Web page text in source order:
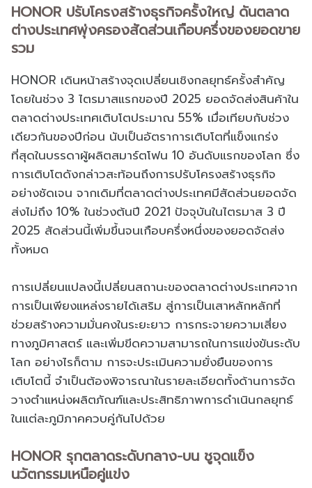
HONOR ปรับโครงสร้างธุรกิจครั้งใหญ่ ดันตลาด
ต่างประเทศพุ่งครองสัดส่วนเกือบครึ่งของยอดขาย
รวม
HONOR เดินหน้าสร้างจุดเปลี่ยนเชิงกลยุทธ์ครั้งสำคัญ
โดยในช่วง 3 ไตรมาสแรกของปี 2025 ยอดจัดส่งสินค้าใน
ตลาดต่างประเทศเติบโตประมาณ 55% เมื่อเทียบกับช่วง
เดียวกันของปีก่อน นับเป็นอัตราการเติบโตที่แข็งแกร่ง
ที่สุดในบรรดาผู้ผลิตสมาร์ตโฟน 10 อันดับแรกของโลก ซึ่ง
การเติบโตดังกล่าวสะท้อนถึงการปรับโครงสร้างธุรกิจ
อย่างชัดเจน จากเดิมที่ตลาดต่างประเทศมีสัดส่วนยอดจัด
ส่งไม่ถึง 10% ในช่วงต้นปี 2021 ปัจจุบันในไตรมาส 3 ปี
2025 สัดส่วนนี้เพิ่มขึ้นจนเกือบครึ่งหนึ่งของยอดจัดส่ง
ทั้งหมด
การเปลี่ยนแปลงนี้เปลี่ยนสถานะของตลาดต่างประเทศจาก
การเป็นเพียงแหล่งรายได้เสริม สู่การเป็นเสาหลักหลักที่
ช่วยสร้างความมั่นคงในระยะยาว การกระจายความเสี่ยง
ทางภูมิศาสตร์ และเพิ่มขีดความสามารถในการแข่งขันระดับ
โลก อย่างไรก็ตาม การจะประเมินความยั่งยืนของการ
เติบโตนี้ จำเป็นต้องพิจารณาในรายละเอียดทั้งด้านการจัด
วางตำแหน่งผลิตภัณฑ์และประสิทธิภาพการดำเนินกลยุทธ์
ในแต่ละภูมิภาคควบคู่กันไปด้วย
HONOR รุกตลาดระดับกลาง-บน ชูจุดแข็ง
นวัตกรรมเหนือคู่แข่ง